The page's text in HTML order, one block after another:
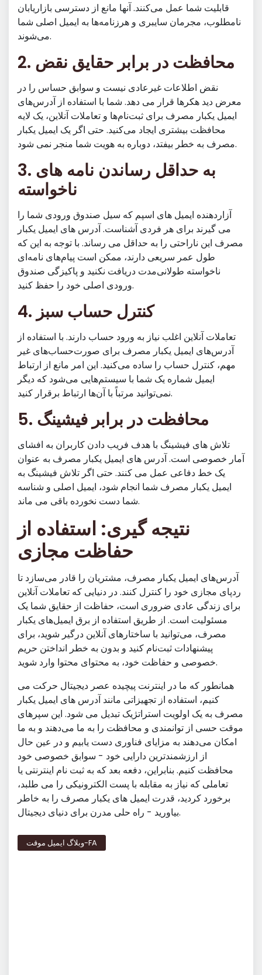
قابلیت شما عمل می‌کنند. آنها مانع از دسترسی بازاریابان
نامطلوب، مجرمان سایبری و هرزنامه‌ها به ایمیل اصلی شما
می‌شوند.
2. محافظت در برابر حقایق نقض
نقض اطلاعات غیرعادی نیست و سوابق حساس را در
معرض دید هکرها قرار می دهد. شما با استفاده از آدرس‌های
ایمیل یکبار مصرف برای ثبت‌نام‌ها و تعاملات آنلاین، یک لایه
محافظت بیشتری ایجاد می‌کنید. حتی اگر یک ایمیل یکبار
مصرف به خطر بیفتد، دوباره به هویت شما منجر نمی شود.
3. به حداقل رساندن نامه های
ناخواسته
آزاردهنده ایمیل های اسپم که سیل صندوق ورودی شما را
می گیرند برای هر فردی آشناست. آدرس های ایمیل یکبار
مصرف این ناراحتی را به حداقل می رساند. با توجه به این که
طول عمر سریعی دارند، ممکن است پیام‌های نامه‌ای
ناخواسته طولانی‌مدت دریافت نکنید و پاکیزگی صندوق
ورودی اصلی خود را حفظ کنید.
4. کنترل حساب سبز
تعاملات آنلاین اغلب نیاز به ورود حساب دارند. با استفاده از
آدرس‌های ایمیل یکبار مصرف برای صورت‌حساب‌های غیر
مهم، کنترل حساب را ساده می‌کنید. این امر مانع از ارتباط
ایمیل شماره یک شما با سیستم‌هایی می‌شود که دیگر
نمی‌توانید مرتباً با آن‌ها ارتباط برقرار کنید.
5. محافظت در برابر فیشینگ
تلاش های فیشینگ با هدف فریب دادن کاربران به افشای
آمار خصوصی است. آدرس های ایمیل یکبار مصرف به عنوان
یک خط دفاعی عمل می کنند. حتی اگر تلاش فیشینگ به
ایمیل یکبار مصرف شما انجام شود، ایمیل اصلی و شناسه
شما دست نخورده باقی می ماند.
نتیجه گیری: استفاده از
حفاظت مجازی
آدرس‌های ایمیل یکبار مصرف، مشتریان را قادر می‌سازد تا
ردپای مجازی خود را کنترل کنند. در دنیایی که تعاملات آنلاین
برای زندگی عادی ضروری است، حفاظت از حقایق شما یک
مسئولیت است. از طریق استفاده از برق ایمیل‌های یکبار
مصرف، می‌توانید با ساختارهای آنلاین درگیر شوید، برای
پیشنهادات ثبت‌نام کنید و بدون به خطر انداختن حریم
خصوصی و حفاظت خود، به محتوای محتوا وارد شوید.
همانطور که ما در اینترنت پیچیده عصر دیجیتال حرکت می
کنیم، استفاده از تجهیزاتی مانند آدرس های ایمیل یکبار
مصرف به یک اولویت استراتژیک تبدیل می شود. این سپرهای
موقت حسی از توانمندی و محافظت را به ما می‌دهند و به ما
امکان می‌دهند به مزایای فناوری دست یابیم و در عین حال
از ارزشمندترین دارایی خود - سوابق خصوصی خود
محافظت کنیم. بنابراین، دفعه بعد که به ثبت نام اینترنتی یا
تعاملی که نیاز به مقابله با پست الکترونیکی را می طلبد،
برخورد کردید، قدرت ایمیل های یکبار مصرف را به خاطر
بیاورید - راه حلی مدرن برای دنیای دیجیتال.
وبلاگ ایمیل موقت-FA